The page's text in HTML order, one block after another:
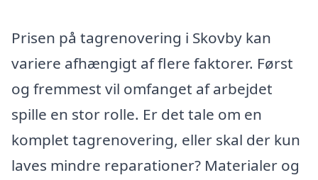
Prisen på tagrenovering i Skovby kan
variere afhængigt af flere faktorer. Først
og fremmest vil omfanget af arbejdet
spille en stor rolle. Er det tale om en
komplet tagrenovering, eller skal der kun
laves mindre reparationer? Materialer og